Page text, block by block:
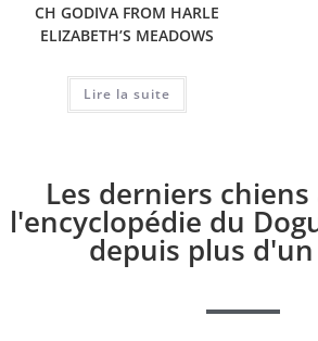
CH GODIVA FROM HARLE
ELIZABETH’S MEADOWS
Lire la suite
Les derniers
l'encyclopédie du
depuis plus